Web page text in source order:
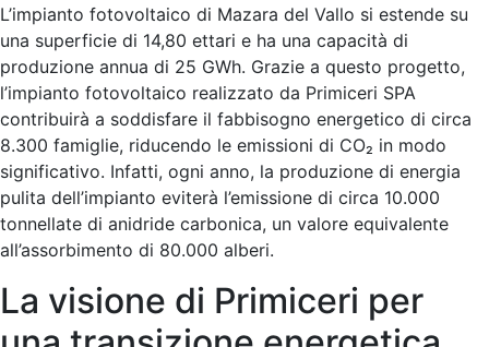
L’impianto fotovoltaico di Mazara del Vallo si estende su
una superficie di 14,80 ettari e ha una capacità di
produzione annua di 25 GWh. Grazie a questo progetto,
l’impianto fotovoltaico realizzato da Primiceri SPA
contribuirà a soddisfare il fabbisogno energetico di circa
8.300 famiglie, riducendo le emissioni di CO₂ in modo
significativo. Infatti, ogni anno, la produzione di energia
pulita dell’impianto eviterà l’emissione di circa 10.000
tonnellate di anidride carbonica, un valore equivalente
all’assorbimento di 80.000 alberi.
La visione di Primiceri per